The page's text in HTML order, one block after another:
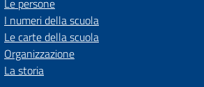
Le persone
I numeri della scuola
Le carte della scuola
Organizzazione
La storia